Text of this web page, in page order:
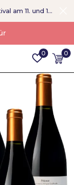
0 0
Neuigkeiten: Not Your Average Winefestival am 11. und 12. September >